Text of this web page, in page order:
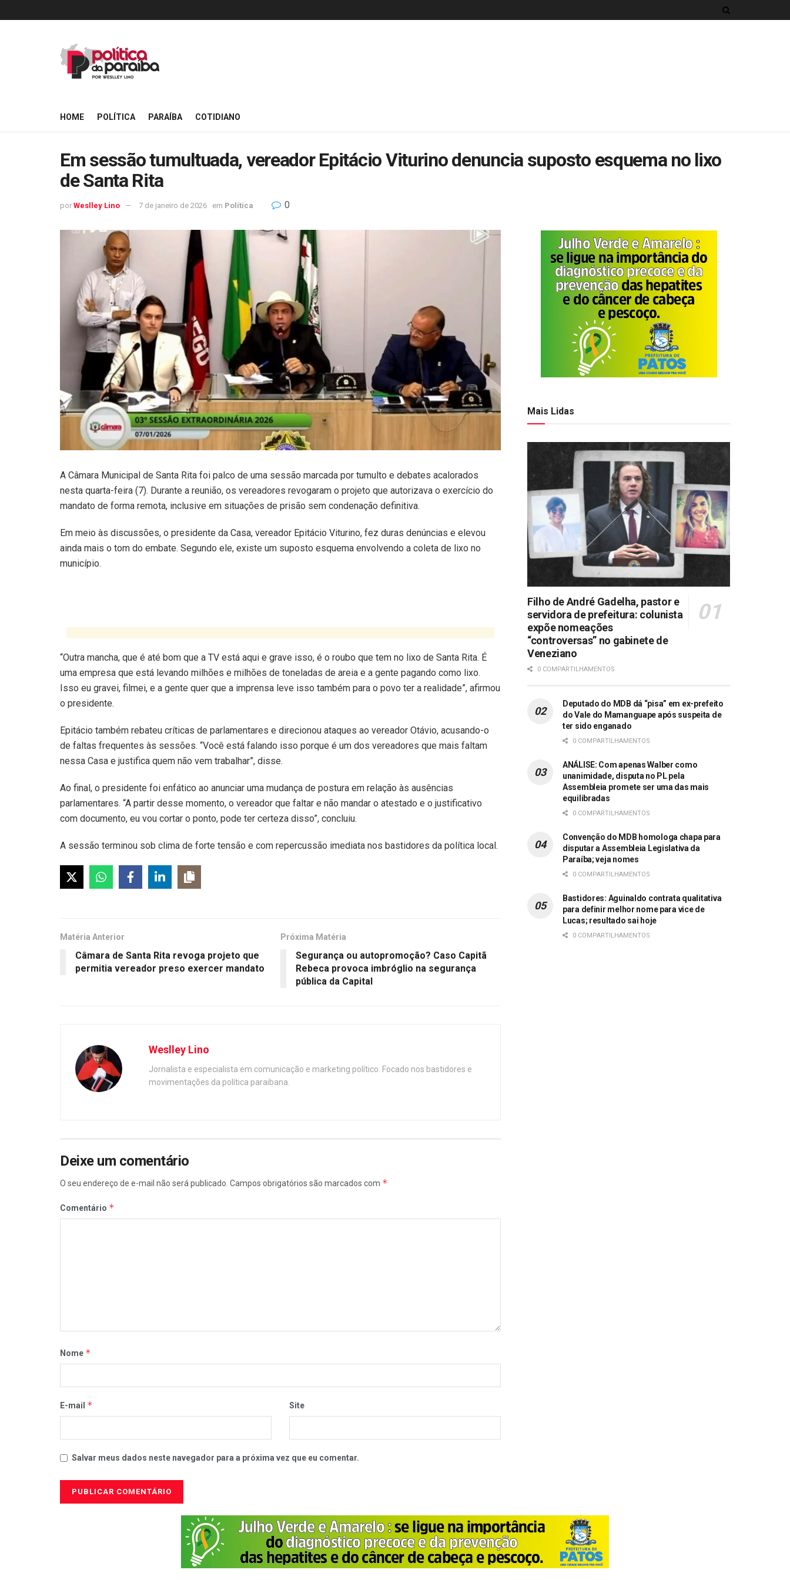
HOME POLÍTICA PARAÍBA COTIDIANO
Em sessão tumultuada, vereador Epitácio Viturino denuncia suposto esquema no lixo
de Santa Rita
por Weslley Lino 7 de janeiro de 2026 em Política 0
A Câmara Municipal de Santa Rita foi palco de uma sessão marcada por tumulto e debates acalorados
nesta quarta-feira (7). Durante a reunião, os vereadores revogaram o projeto que autorizava o exercício do
mandato de forma remota, inclusive em situações de prisão sem condenação definitiva.
Em meio às discussões, o presidente da Casa, vereador Epitácio Viturino, fez duras denúncias e elevou
ainda mais o tom do embate. Segundo ele, existe um suposto esquema envolvendo a coleta de lixo no
município.
“Outra mancha, que é até bom que a TV está aqui e grave isso, é o roubo que tem no lixo de Santa Rita. É
uma empresa que está levando milhões e milhões de toneladas de areia e a gente pagando como lixo.
Isso eu gravei, filmei, e a gente quer que a imprensa leve isso também para o povo ter a realidade”, afirmou
o presidente.
Epitácio também rebateu críticas de parlamentares e direcionou ataques ao vereador Otávio, acusando-o
de faltas frequentes às sessões. “Você está falando isso porque é um dos vereadores que mais faltam
nessa Casa e justifica quem não vem trabalhar”, disse.
Ao final, o presidente foi enfático ao anunciar uma mudança de postura em relação às ausências
parlamentares. “A partir desse momento, o vereador que faltar e não mandar o atestado e o justificativo
com documento, eu vou cortar o ponto, pode ter certeza disso”, concluiu.
A sessão terminou sob clima de forte tensão e com repercussão imediata nos bastidores da política local.
Matéria Anterior
Câmara de Santa Rita revoga projeto que
permitia vereador preso exercer mandato
Próxima Matéria
Segurança ou autopromoção? Caso Capitã
Rebeca provoca imbróglio na segurança
pública da Capital
Weslley Lino
Jornalista e especialista em comunicação e marketing político. Focado nos bastidores e
movimentações da política paraibana.
Deixe um comentário
O seu endereço de e-mail não será publicado. Campos obrigatórios são marcados com *
Comentário *
Nome *
E-mail * Site
Salvar meus dados neste navegador para a próxima vez que eu comentar.
Mais Lidas
Filho de André Gadelha, pastor e
servidora de prefeitura: colunista
expõe nomeações
“controversas” no gabinete de
Veneziano
0 COMPARTILHAMENTOS
Deputado do MDB dá “pisa” em ex-prefeito
do Vale do Mamanguape após suspeita de
ter sido enganado
0 COMPARTILHAMENTOS
ANÁLISE: Com apenas Walber como
unanimidade, disputa no PL pela
Assembleia promete ser uma das mais
equilibradas
0 COMPARTILHAMENTOS
Convenção do MDB homologa chapa para
disputar a Assembleia Legislativa da
Paraíba; veja nomes
0 COMPARTILHAMENTOS
Bastidores: Aguinaldo contrata qualitativa
para definir melhor nome para vice de
Lucas; resultado sai hoje
0 COMPARTILHAMENTOS